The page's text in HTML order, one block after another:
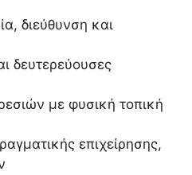
διεύθυνση και
δευτερεύουσες
με φυσική τοπική
επιχείρησης,